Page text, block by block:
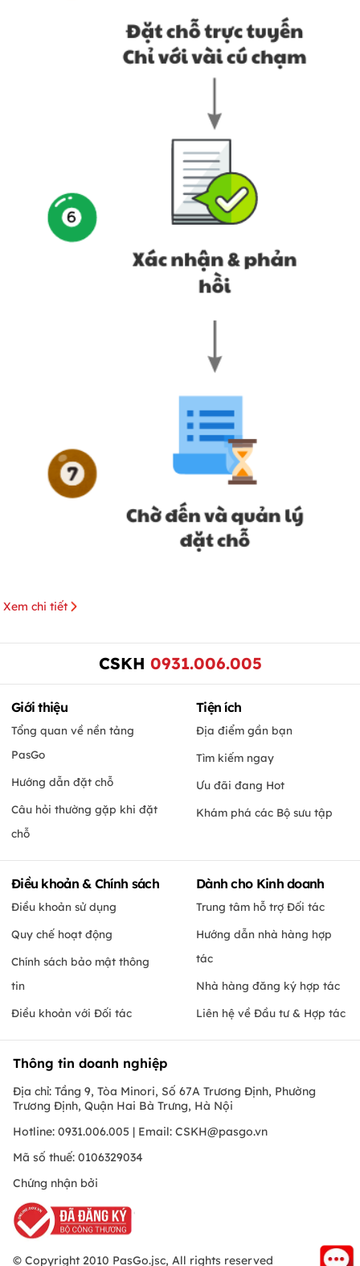
Xem chi tiết
CSKH 0931.006.005
Giới thiệu
Tổng quan về nền tảng
PasGo
Hướng dẫn đặt chỗ
Câu hỏi thường gặp khi đặt
chỗ
Tiện ích
Địa điểm gần bạn
Tìm kiếm ngay
Ưu đãi đang Hot
Khám phá các Bộ sưu tập
Điều khoản & Chính sách
Điều khoản sử dụng
Quy chế hoạt động
Chính sách bảo mật thông
tin
Điều khoản với Đối tác
Dành cho Kinh doanh
Trung tâm hỗ trợ Đối tác
Hướng dẫn nhà hàng hợp
tác
Nhà hàng đăng ký hợp tác
Liên hệ về Đầu tư & Hợp tác
Thông tin doanh nghiệp
Địa chỉ: Tầng 9, Tòa Minori, Số 67A Trương Định, Phường
Trương Định, Quận Hai Bà Trưng, Hà Nội
Hotline: 0931.006.005 | Email: CSKH@pasgo.vn
Mã số thuế: 0106329034
Chứng nhận bởi
© Copyright 2010 PasGo.jsc, All rights reserved